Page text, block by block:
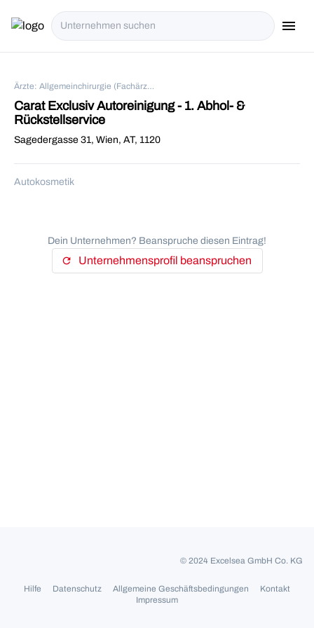
menu
Ärzte: Allgemeinchirurgie (Fachärzte) in Wien
Carat Exclusiv Autoreinigung - 1. Abhol- &
Rückstellservice
Sagedergasse 31, Wien, AT, 1120
Autokosmetik
Dein Unternehmen? Beanspruche diesen Eintrag!
refresh Unternehmensprofil beanspruchen
© 2024 Excelsea GmbH Co. KG
Hilfe Datenschutz Allgemeine Geschäftsbedingungen
Kontakt
Impressum